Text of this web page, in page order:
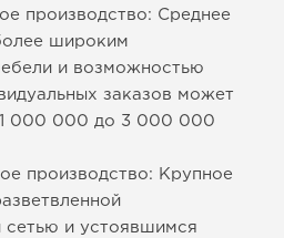
производство: Среднее
широким
и возможностью
заказов может
1 000 000 до 3 000 000
производство: Крупное
сетью и устоявшимся